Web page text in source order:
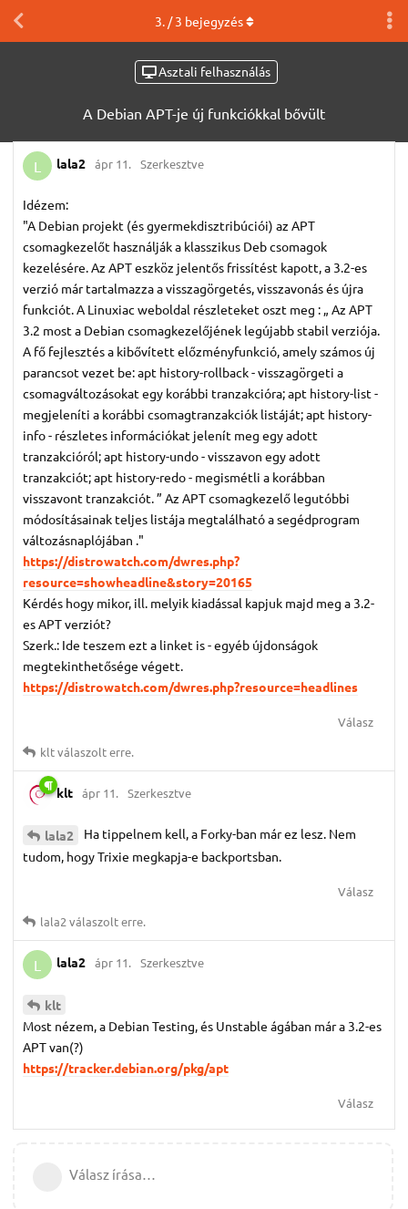
Asztali felhasználás
A Debian APT-je új funkciókkal bővült
3. /3 bejegyzés
L lala2 ápr 11. Szerkesztve
Idézem:
"A Debian projekt (és gyermekdisztribúciói) az APT
csomagkezelőt használják a klasszikus Deb csomagok
kezelésére. Az APT eszköz jelentős frissítést kapott, a 3.2-es
verzió már tartalmazza a visszagörgetés, visszavonás és újra
funkciót. A Linuxiac weboldal részleteket oszt meg : „ Az APT
3.2 most a Debian csomagkezelőjének legújabb stabil verziója.
A fő fejlesztés a kibővített előzményfunkció, amely számos új
parancsot vezet be: apt history-rollback - visszagörgeti a
csomagváltozásokat egy korábbi tranzakcióra; apt history-list -
megjeleníti a korábbi csomagtranzakciók listáját; apt history-
info - részletes információkat jelenít meg egy adott
tranzakcióról; apt history-undo - visszavon egy adott
tranzakciót; apt history-redo - megismétli a korábban
visszavont tranzakciót. ” Az APT csomagkezelő legutóbbi
módosításainak teljes listája megtalálható a segédprogram
változásnaplójában ."
https://distrowatch.com/dwres.php?
resource=showheadline&story=20165
Kérdés hogy mikor, ill. melyik kiadással kapjuk majd meg a 3.2-
es APT verziót?
Szerk.: Ide teszem ezt a linket is - egyéb újdonságok
megtekinthetősége végett.
https://distrowatch.com/dwres.php?resource=headlines
Válasz
kltválaszolt erre.
klt ápr 11. Szerkesztve
lala2
Ha tippelnem kell, a Forky-ban már ez lesz. Nem
tudom, hogy Trixie megkapja-e backportsban.
Válasz
lala2 válaszolt erre.
L lala2 ápr 11. Szerkesztve
klt
Most nézem, a Debian Testing, és Unstable ágában már a 3.2-es
APT van(?)
https://tracker.debian.org/pkg/apt
Válasz
Válasz írása…